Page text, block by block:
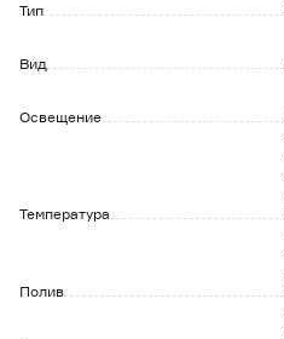
месяц.
Тип
Вид
Освещение
Температура
Полив